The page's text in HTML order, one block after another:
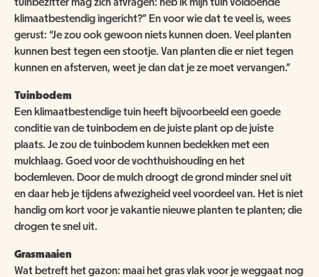
EXPOSITIES
MUSEUMWINKEL
NU TE KOOP IN DE WINKEL
NIJMEEGSE VOGELMONUMENTJES
ZAALVERHUUR
HUISREGELS
KINDERFEESTJE
BESTUUR
JAARVERSLAG
ORGANOGRAM
WORD VRIEND
GEEF EEN VRIENDSCHAP CADEAU!
SCHENKEN & NALATEN
COLLECTIE
OVER DE COLLECTIE
PUBLICATIES
BRUIKLENEN
ARCHITECTUUR
NIEUWSBRIEF
2000 JAAR GESCHIEDENIS AAN DE WAAL
CONTACT
VERRIJK JEZELF IN HET RIJK VAN NIJMEGEN
NATUUR- & MILIEUORGANISATIES
NME NIEUWS & INSPIRATIE
klimaatbestendig ingericht?” En voor wie dat te veel is, wees
gerust: “Je zou ook gewoon niets kunnen doen. Veel planten
kunnen best tegen een stootje. Van planten die er niet tegen
kunnen en afsterven, weet je dan dat je ze moet vervangen.”
Tuinbodem
Een klimaatbestendige tuin heeft bijvoorbeeld een goede
conditie van de tuinbodem en de juiste plant op de juiste
plaats. Je zou de tuinbodem kunnen bedekken met een
mulchlaag. Goed voor de vochthuishouding en het
bodemleven. Door de mulch droogt de grond minder snel uit
en daar heb je tijdens afwezigheid veel voordeel van. Het is niet
handig om kort voor je vakantie nieuwe planten te planten; die
drogen te snel uit.
Grasmaaien
Wat betreft het gazon: maai het gras vlak voor je weggaat nog